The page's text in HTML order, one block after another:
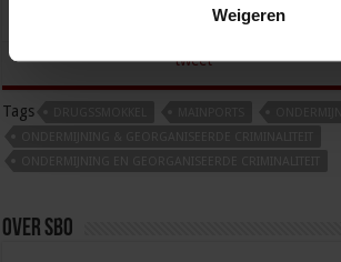
Weigeren
tweet
Tags
Over sbo